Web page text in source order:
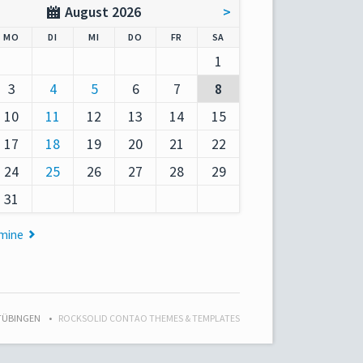
August 2026 >
MO DIENSTAG
MITTWOCH
DO NNERSTAG
FR SA
1
3 4 5 6 7
8
10 11 12 13 14
15
17 18 19 20 21
22
24 25 26 27 28
29
31
ROCKSOLID CONTAO THEMES & TEMPLATES